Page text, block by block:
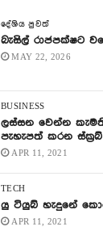
දේශිය පුවත්
බැසිල් රාජපක්ෂට
MAY 22, 2026
BUSINESS
ලස්සන වෙන්න
පැහැපත් කරන
APR 11, 2021
TECH
යු ටියුබ් හැදුනේ
APR 11, 2021